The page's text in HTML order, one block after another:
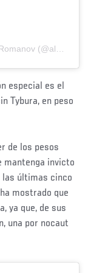
especial es el
Tybura, en peso
de los pesos
mantenga invicto
las últimas cinco
mostrado que
ya que, de sus
una por nocaut